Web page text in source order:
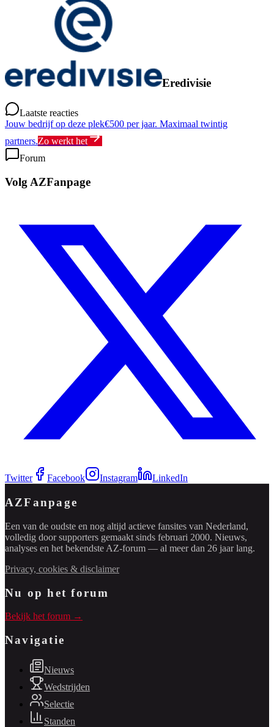
Eredivisie
Laatste reacties
Jouw bedrijf op deze plek€500 per jaar. Maximaal twintig
partners.Zo werkt het
Forum
Volg AZFanpage
Twitter Facebook Instagram LinkedIn
AZFanpage
Een van de oudste en nog altijd actieve fansites van Nederland,
volledig door supporters gemaakt sinds februari 2000. Nieuws,
analyses en het bekendste AZ-forum — al meer dan 26 jaar lang.
Privacy, cookies & disclaimer
Nu op het forum
Bekijk het forum →
Navigatie
Nieuws
Wedstrijden
Selectie
Standen